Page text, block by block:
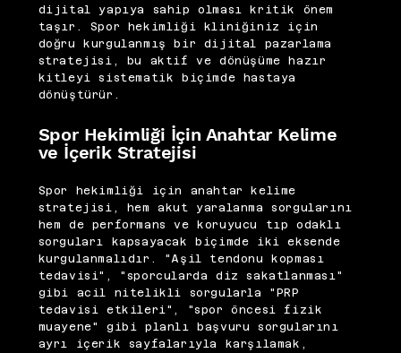
dijital yapıya sahip olması kritik önem
taşır. Spor hekimliği kliniğiniz için
doğru kurgulanmış bir dijital pazarlama
stratejisi, bu aktif ve dönüşüme hazır
kitleyi sistematik biçimde hastaya
dönüştürür.
Spor Hekimliği İçin Anahtar Kelime
ve İçerik Stratejisi
Spor hekimliği için anahtar kelime
stratejisi, hem akut yaralanma sorgularını
hem de performans ve koruyucu tıp odaklı
sorguları kapsayacak biçimde iki eksende
kurgulanmalıdır. "Aşil tendonu kopması
tedavisi", "sporcularda diz sakatlanması"
gibi acil nitelikli sorgularla "PRP
tedavisi etkileri", "spor öncesi fizik
muayene" gibi planlı başvuru sorgularını
ayrı içerik sayfalarıyla karşılamak,